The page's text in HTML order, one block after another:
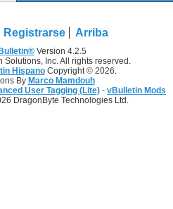
Registrarse Arriba
Version 4.2.5
Inc. All rights reserved.
HispanoCopyright © 2026.
By Marco Mamdouh
User Tagging (Lite) - vBulletin Mods
DragonByte Technologies Ltd.